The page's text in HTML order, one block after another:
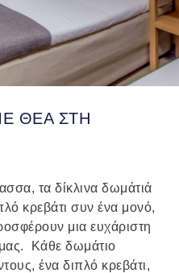
ΘΕΑ ΣΤΗ
τα δίκλινα δωμάτιά
κρεβάτι συν ένα μονό,
μια ευχάριστη
Κάθε δωμάτιο
ένα διπλό κρεβάτι,